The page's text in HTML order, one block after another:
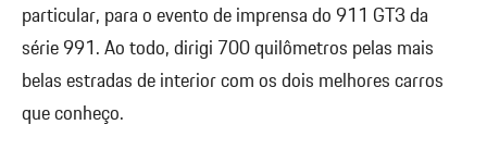
particular, para o evento de imprensa do 911 GT3 da
série 991. Ao todo, dirigi 700 quilômetros pelas mais
belas estradas de interior com os dois melhores carros
que conheço.